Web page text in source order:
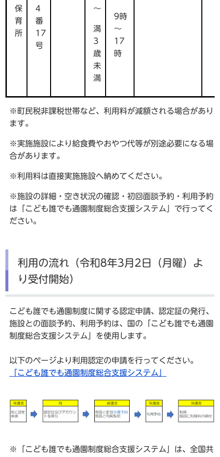
保
育
所
4
番
17
号
～
満
3
歳
未
満
9時
～
17
時
※町民税非課税世帯など、利用料が減額される場合があり
ます。
※実施施設により給食費やおやつ代等が別途必要になる場
合があります。
※利用料は直接実施施設へ納めてください。
※施設の詳細・空き状況の確認・初回面談予約・利用予約
は「こども誰でも通園制度総合支援システム」で行ってく
ださい。
利用の流れ（令和8年3月2日（月曜）よ
り受付開始）
こども誰でも通園制度に関する認定申請、認定証の発行、
施設との面談予約、利用予約は、国の「こども誰でも通園
制度総合支援システム」を使用します。
以下のページより利用認定の申請を行ってください。
「こども誰でも通園制度総合支援システム」
※「こども誰でも通園制度総合支援システム」は、全国共